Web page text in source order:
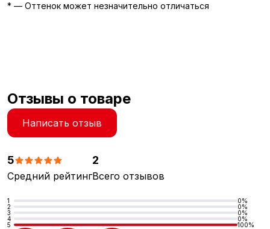
* — Оттенок может незначительно отличаться
Отзывы о товаре
Написать отзыв
5
Средний рейтинг
2
Всего отзывов
1
0%
2
0%
3
0%
4
0%
5
100%